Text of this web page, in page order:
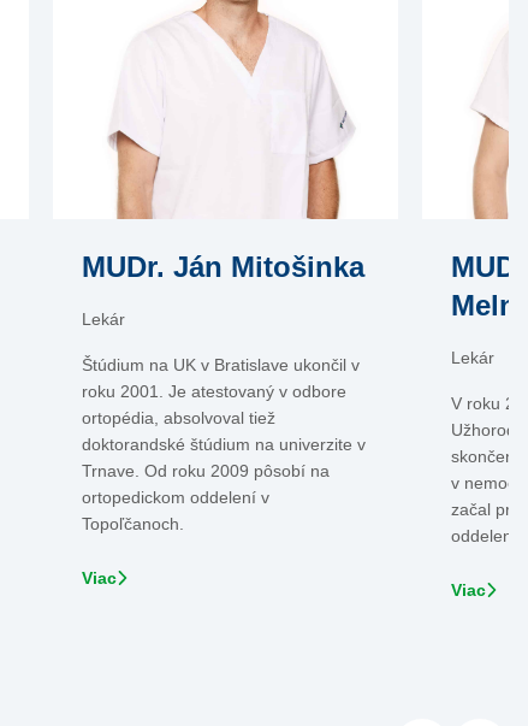
MUDr. Ján Mitošinka
Lekár
Štúdium na UK v Bratislave ukončil v
roku 2001. Je atestovaný v odbore
ortopédia, absolvoval tiež
doktorandské štúdium na univerzite v
Trnave. Od roku 2009 pôsobí na
ortopedickom oddelení v
Topoľčanoch.
Viac
Lekár
V roku
skončení
v
začal
oddelení
Viac